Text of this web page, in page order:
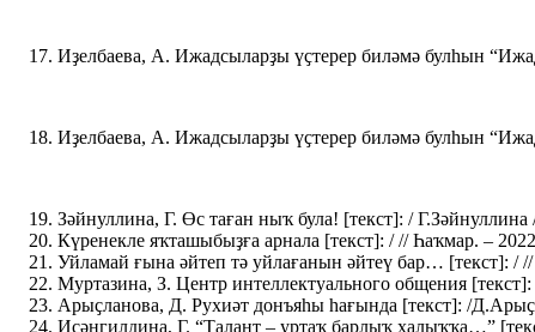
Иҙелбаева, А. Ижадсыларҙы үҫтерер биләмә булһын
Иҙелбаева, А. Ижадсыларҙы үҫтерер биләмә булһын
Зәйнуллина, Г. Өс таған ныҡ була! [текст]: /
Күренекле яҡташыбыҙға арнала [текст]: / // Һаҡмар. –
Уйламай ғына әйтеп тә уйлағанын әйтеү бар… [текст]: /
Муртазина, З. Центр интеллектуального общения
Арыҫланова, Д. Рухиәт донъяһы һағында [текст]: /
Иҫәнгилдина, Г. “Талант – уртаҡ барлыҡ халыҡҡа…”